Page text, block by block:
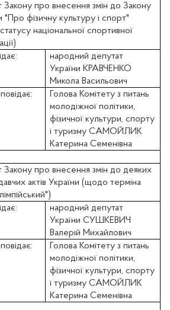
Закону про внесення змін до Закону
"Про фізичну культуру і спорт"
національної спортивної
народний депутат
України КРАВЧЕНКО
Микола Васильович
Голова Комітету з питань
молодіжної політики,
фізичної культури, спорту
і туризму САМОЙЛИК
Катерина Семенівна
Закону про внесення змін до деяких
актів України (щодо терміна
народний депутат
України СУШКЕВИЧ
Валерій Михайлович
Голова Комітету з питань
молодіжної політики,
фізичної культури, спорту
і туризму САМОЙЛИК
Катерина Семенівна